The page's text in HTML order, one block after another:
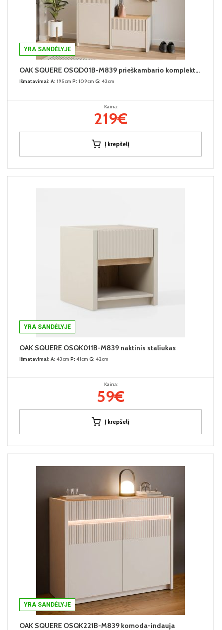
YRA SANDĖLYJE
OAK SQUERE OSQD01B-M839 prieškambario komplektas
Išmatavimai: A: 195cm P: 109cm G: 42cm
Kaina:
219€
Į krepšelį
YRA SANDĖLYJE
OAK SQUERE OSQK011B-M839 naktinis staliukas
Išmatavimai: A: 43cm P: 41cm G: 42cm
Kaina:
59€
Į krepšelį
YRA SANDĖLYJE
OAK SQUERE OSQK221B-M839 komoda-indauja